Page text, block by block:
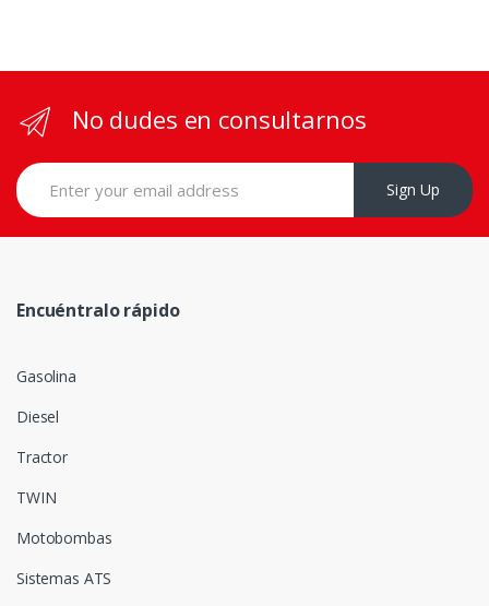
No dudes en consultarnos
Sign Up
Encuéntralo rápido
Gasolina
Diesel
Tractor
TWIN
Motobombas
Sistemas ATS